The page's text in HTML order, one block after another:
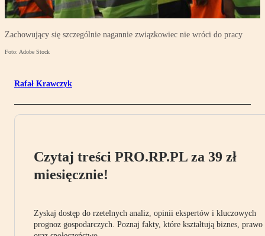
Zachowujący się szczególnie nagannie związkowiec nie wróci do pracy
Foto: Adobe Stock
Rafał Krawczyk
Czytaj treści PRO.RP.PL za 39 zł
miesięcznie!
Zyskaj dostęp do rzetelnych analiz, opinii ekspertów i kluczowych
prognoz gospodarczych. Poznaj fakty, które kształtują biznes, prawo